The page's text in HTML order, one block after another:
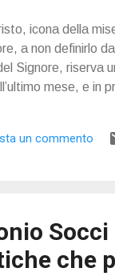
icona della
a non definirlo
Signore, riserva
mese, e in
un commento
che